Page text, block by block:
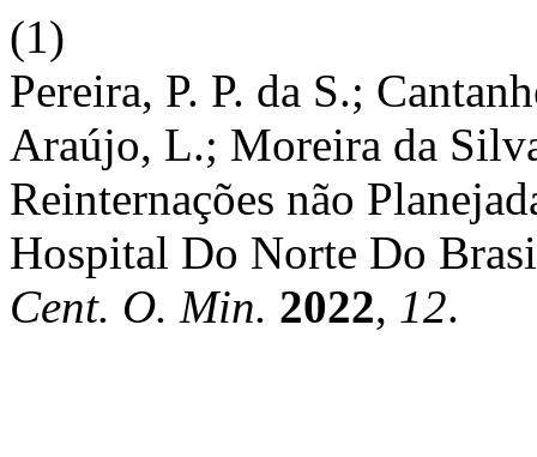
(1)
Pereira, P. P. da S.;
Araújo, L.; Moreira da
Reinternações não
Hospital Do Norte Do
Cent. O. Min. 2022, 12.